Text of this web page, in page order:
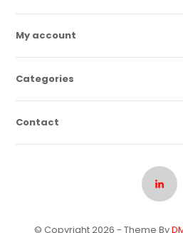
My account
Categories
Contact
© Copyright 2026 - Theme By